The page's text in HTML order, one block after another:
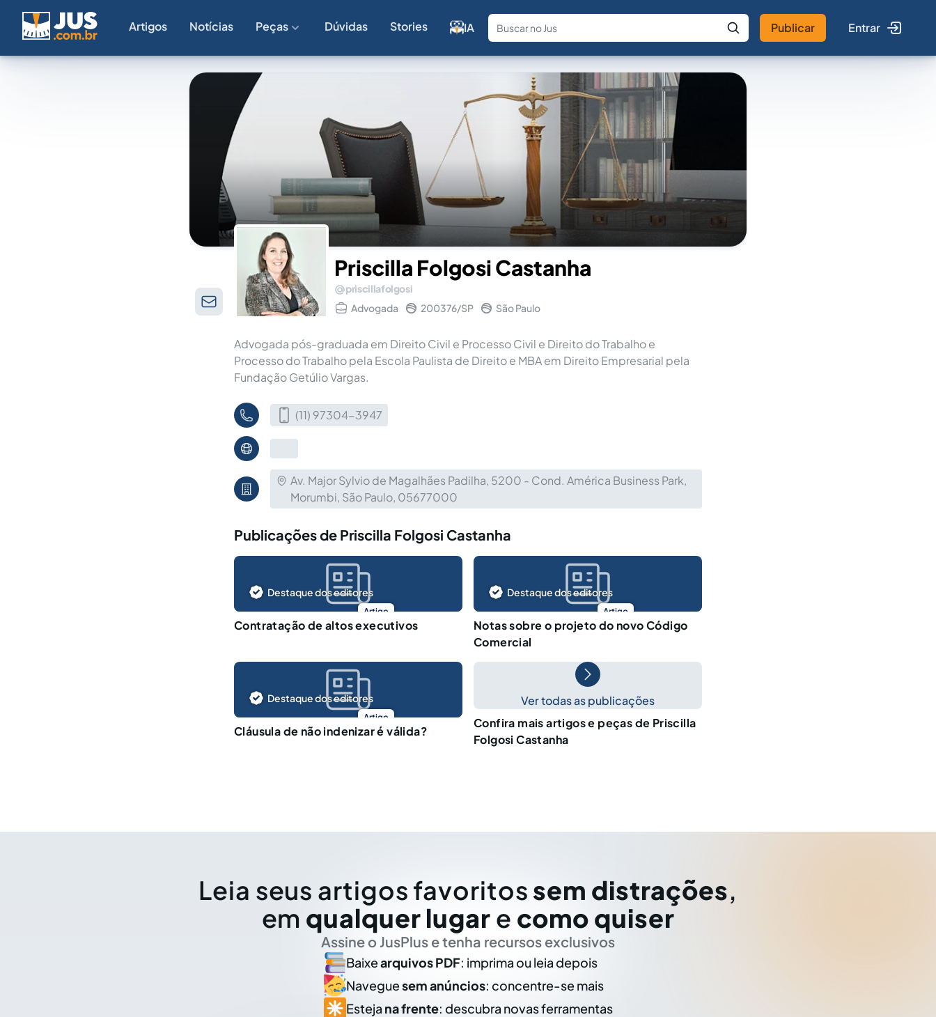
Artigos Notícias Peças Dúvidas Stories IA
Fale com a IA Buscar no Jus
Publicar Entrar
Priscilla Folgosi Castanha
priscillafolgosi
Advogada
200376/SP São Paulo
Advogada pós-graduada em Direito Civil e Processo Civil e Direito do Trabalho e
Processo do Trabalho pela Escola Paulista de Direito e MBA em Direito Empresarial pela
Fundação Getúlio Vargas.
(11) 97304-3947
Av. Major Sylvio de Magalhães Padilha, 5200 - Cond. América Business Park,
Morumbi, São Paulo, 05677000
Publicações de Priscilla Folgosi Castanha
Artigo
Destaque dos editores
Contratação de altos executivos
Artigo
Destaque dos editores
Notas sobre o projeto do novo Código
Comercial
Artigo
Destaque dos editores
Cláusula de não indenizar é válida?
Ver todas as publicações
Confira mais artigos e peças de Priscilla
Folgosi Castanha
Leia seus artigos favoritos sem distrações,
em qualquer lugar e como quiser
Assine o JusPlus e tenha recursos exclusivos
Baixearquivos PDF: imprima ou leia depois
Naveguesem anúncios: concentre-se mais
Esteja na frente: descubra novas ferramentas